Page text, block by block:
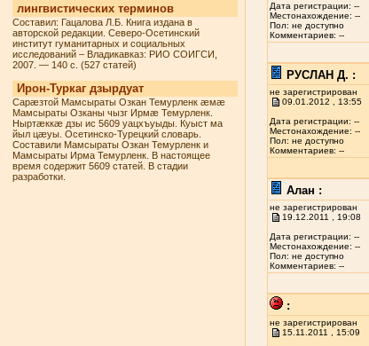
лингвистических терминов
Составил: Гацалова Л.Б. Книга издана в
авторской редакции. Северо-Осетинский
институт гуманитарных и социальных
исследований – Владикавказ: РИО СОИГСИ,
2007. — 140 с. (527 статей)
Ирон-Туркаг дзырдуат
Сарæзтой Мамсыраты Озкан Темурленк æмæ
Мамсыраты Озканы чызг Ирмæ Темурленк.
Ныртæккæ дзы ис 5609 уацхъуыды. Куыст ма
йыл цæуы. Осетинско-Турецкий словарь.
Составили Мамсыраты Озкан Темурленк и
Мамсыраты Ирма Темурленк. В настоящее
время содержит 5609 статей. В стадии
разработки.
Дата регистрации: --
Местонахождение: --
Пол: не доступно
Комментариев: --
РУСЛАН Д. :
не зарегистрирован
09.01.2012 , 13:55
Дата регистрации: --
Местонахождение: --
Пол: не доступно
Комментариев: --
Алан :
не зарегистрирован
19.12.2011 , 19:08
Дата регистрации: --
Местонахождение: --
Пол: не доступно
Комментариев: --
:
не зарегистрирован
15.11.2011 , 15:09